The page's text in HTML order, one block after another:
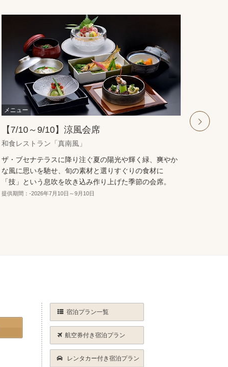
【7/10～9/10】涼風会席
和食レストラン「真南風」
ザ・ブセナテラスに降り注ぐ夏の陽光や輝く緑、爽やか
な風に思いを馳せ、旬の素材と選りすぐりの食材に
「技」という息吹を吹き込み作り上げた季節の会席。
提供期間：-2026年7月10日～9月10日
シー
宿泊プラン一覧
航空券付き宿泊プラン
レンタカー付き宿泊プラン